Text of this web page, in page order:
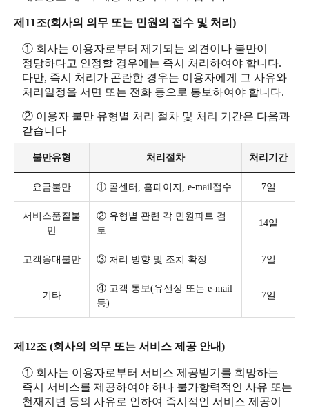
제11조(회사의 의무 또는 민원의 접수 및 처리)
① 회사는 이용자로부터 제기되는 의견이나 불만이
정당하다고 인정할 경우에는 즉시 처리하여야 합니다.
다만, 즉시 처리가 곤란한 경우는 이용자에게 그 사유와
처리일정을 서면 또는 전화 등으로 통보하여야 합니다.
② 이용자 불만 유형별 처리 절차 및 처리 기간은 다음과
같습니다
불만유형 처리절차 처리기간
요금불만 ① 콜센터, 홈페이지, e-mail접수 7일
서비스품질불
만
② 유형별 관련 각 민원파트 검
토
14일
고객응대불만 ③ 처리 방향 및 조치 확정 7일
기타
④ 고객 통보(유선상 또는 e-mail
등)
7일
제12조 (회사의 의무 또는 서비스 제공 안내)
① 회사는 이용자로부터 서비스 제공받기를 희망하는
즉시 서비스를 제공하여야 하나 불가항력적인 사유 또는
천재지변 등의 사유로 인하여 즉시적인 서비스 제공이